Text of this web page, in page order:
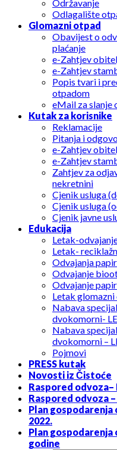
Održavanje
Odlagalište
Glomazni otpad
Obavijest o
plaćanje
e-Zahtjev
e-Zahtjev
Popis tvari i
otpadom
eMail za slanje
Kutak za korisnike
Reklamacije
Pitanja i
e-Zahtjev
e-Zahtjev
Zahtjev za
nekretnini
Cjenik usluga
Cjenik usluga
Cjenik javne
Edukacija
Letak-
Letak-
Odvajanja
Odvajanje
Odvajanje
Letak
Nabava
dvokomorni-
Nabava
dvokomorni –
Pojmovi
PRESS kutak
Novosti iz Čistoće
Raspored odvoza–
Raspored odvoza
Plan gospodarenja
2022.
Plan gospodarenja
godine